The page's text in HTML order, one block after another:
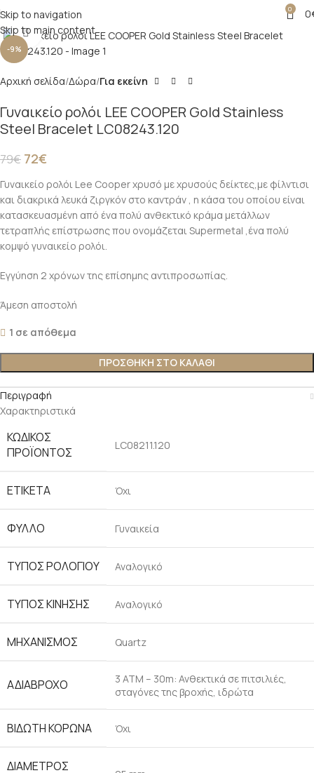
Skip to navigation
Skip to main content
0 0
-9%
Click to enlarge
Αρχική σελίδα Δώρα Για εκείνη
Γυναικείο ρολόι LEE COOPER Gold Stainless
Steel Bracelet LC08243.120
79€ 72€
Γυναικείο ρολόι Lee Cooper χρυσό με χρυσούς δείκτες,με φίλντισι
και διακρικά λευκά ζιργκόν στο καντράν , η κάσα του οποίου είναι
κατασκευασμένη από ένα πολύ ανθεκτικό κράμα μετάλλων
τετραπλής επίστρωσης που ονομάζεται Supermetal ,ένα πολύ
κομψό γυναικείο ρολόι.
Εγγύηση 2 χρόνων της επίσημης αντιπροσωπίας.
Άμεση αποστολή
1 σε απόθεμα
ΠΡΟΣΘΉΚΗ ΣΤΟ ΚΑΛΆΘΙ
Περιγραφή
Χαρακτηριστικά
ΚΩΔΙΚΌΣ
ΠΡΟΪΌΝΤΟΣ
LC08211.120
ΕΤΙΚΈΤΑ Όχι
ΦΎΛΛΟ Γυναικεία
ΤΎΠΟΣ ΡΟΛΟΓΙΟΎ Αναλογικό
ΤΎΠΟΣ ΚΊΝΗΣΗΣ Αναλογικό
ΜΗΧΑΝΙΣΜΌΣ Quartz
ΑΔΙΆΒΡΟΧΟ
3 ATM – 30m: Ανθεκτικά σε πιτσιλιές,
σταγόνες της βροχής, ιδρώτα
ΒΙΔΩΤΉ ΚΟΡΏΝΑ Όχι
ΔΙΆΜΕΤΡΟΣ